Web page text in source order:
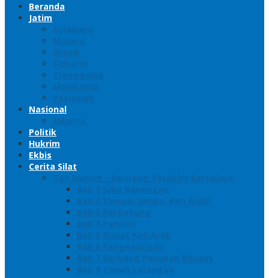
Beranda
Jatim
Surabaya
Malang
Gresik
Sidoarjo
Trenggalek
Mojokerto
Pasuruan
Nasional
Jakarta
Politik
Hukrim
Ekbis
Cerita Silat
Toh Kuning – Benteng Terakhir Kertajaya
Bab 1 Jalur Banengan
Bab 2 Sampai Jumpa, Ken Arok!
Bab 3 Bergabung
Bab 4 Perwira
Bab 5 Siasat Ken Arok
Bab 6 Pengepungan
Bab 7 Gerbang Pasukan Khusus
Bab 8 Tanah Larangan